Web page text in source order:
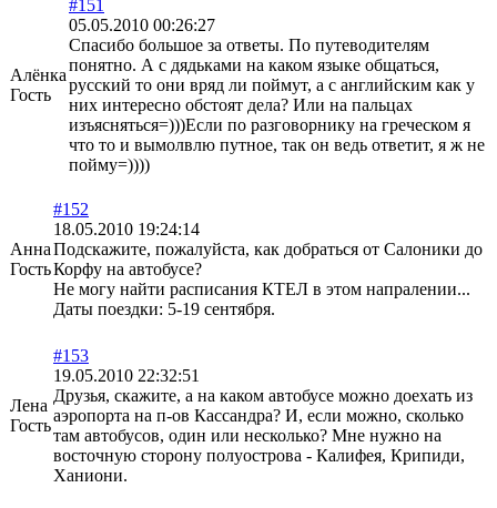
Алёнка
Гость
#151
05.05.2010 00:26:27
Спасибо большое за ответы. По путеводителям
понятно. А с дядьками на каком языке общаться,
русский то они вряд ли поймут, а с английским как у
них интересно обстоят дела? Или на пальцах
изъясняться=)))Если по разговорнику на греческом я
что то и вымолвлю путное, так он ведь ответит, я ж не
пойму=))))
Анна
Гость
#152
18.05.2010 19:24:14
Подскажите, пожалуйста, как добраться от Салоники до
Корфу на автобусе?
Не могу найти расписания КТЕЛ в этом напралении...
Даты поездки: 5-19 сентября.
Лена
Гость
#153
19.05.2010 22:32:51
Друзья, скажите, а на каком автобусе можно доехать из
аэропорта на п-ов Кассандра? И, если можно, сколько
там автобусов, один или несколько? Мне нужно на
восточную сторону полуострова - Калифея, Крипиди,
Ханиони.